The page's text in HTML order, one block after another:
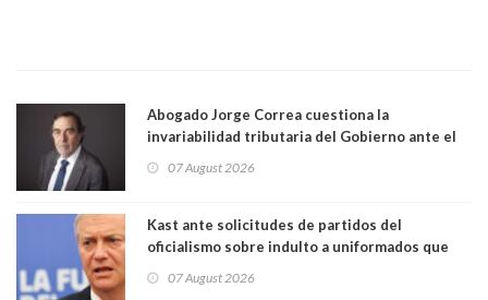
Abogado Jorge Correa cuestiona la
invariabilidad tributaria del Gobierno ante el
democracia” y "defendemos la alternancia en el
07 August 2026
Kast ante solicitudes de partidos del
oficialismo sobre indulto a uniformados que
07 August 2026